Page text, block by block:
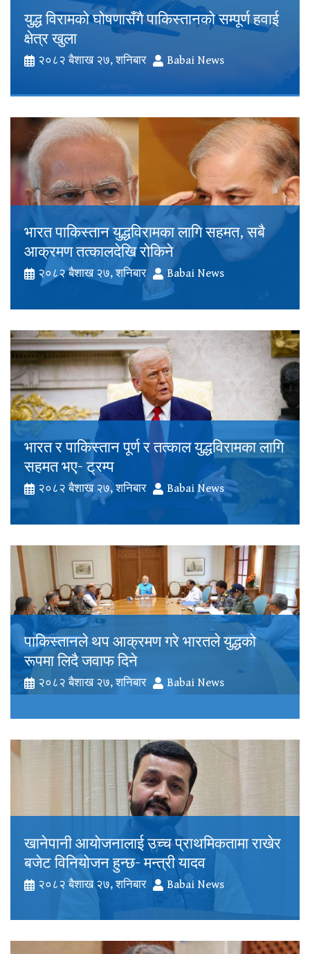
युद्ध विरामको घोषणासँगै पाकिस्तानको सम्पूर्ण हवाई
क्षेत्र खुला
२०८२ बैशाख २७, शनिबार Babai News
भारत पाकिस्तान युद्धविरामका लागि सहमत, सबै
आक्रमण तत्कालदेखि रोकिने
२०८२ बैशाख २७, शनिबार Babai News
भारत र पाकिस्तान पूर्ण र तत्काल युद्धविरामका लागि
सहमत भए- ट्रम्प
२०८२ बैशाख २७, शनिबार Babai News
पाकिस्तानले थप आक्रमण गरे भारतले युद्धको
रूपमा लिदै जवाफ दिने
२०८२ बैशाख २७, शनिबार Babai News
खानेपानी आयोजनालाई उच्च प्राथमिकतामा राखेर
बजेट विनियोजन हुन्छ- मन्त्री यादव
२०८२ बैशाख २७, शनिबार Babai News